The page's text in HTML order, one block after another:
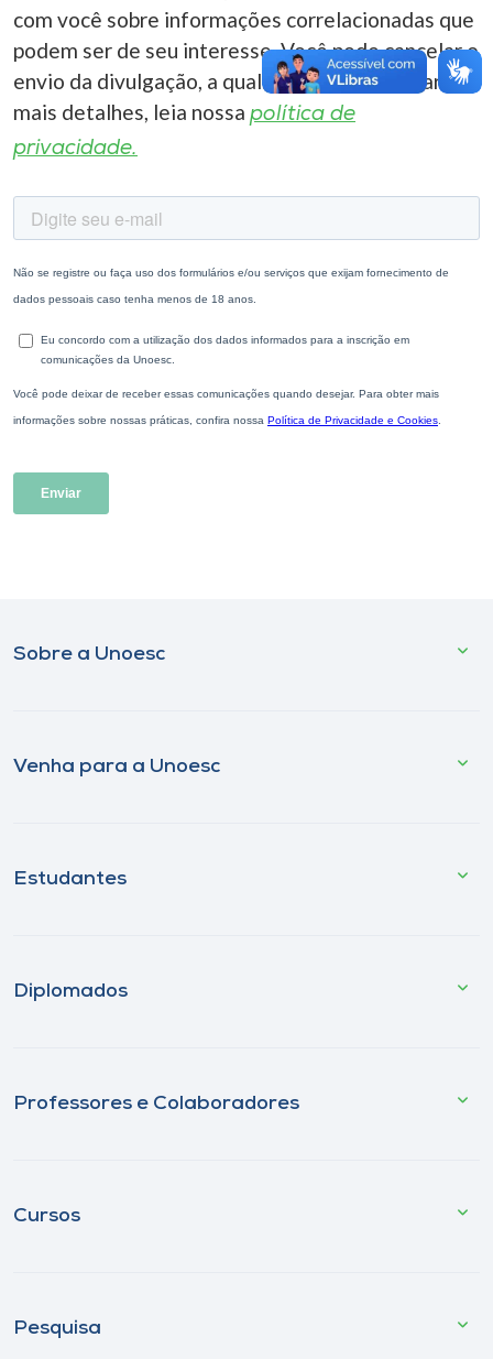
com você sobre informações correlacionadas que
podem ser de seu interesse. Você pode cancelar o
envio da divulgação, a qualquer momento. Para
mais detalhes, leia nossa política de
privacidade.
Sobre a Unoesc
Venha para a Unoesc
Estudantes
Diplomados
Professores e Colaboradores
Cursos
Pesquisa